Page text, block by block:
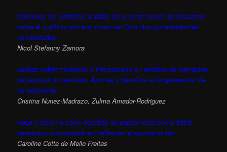
Versiones del conflicto: análisis de la construcción de discursos
sobre el conflicto armado interno en Colombia por estudiantes
universitarios.
Nicol Stefanny Zamora
Luchas epistemológicas e intelectuales en ámbitos de formación
profesional universitaria. Aportes y desafíos en la generación de
conocimiento.
Cristina Nunez-Madrazo, Zulma Amador-Rodriguez
Raça e racismo como desafios ao pensamento social latino
americano contemporâneo: reflexões e apontamentos
Caroline Cotta de Mello Freitas